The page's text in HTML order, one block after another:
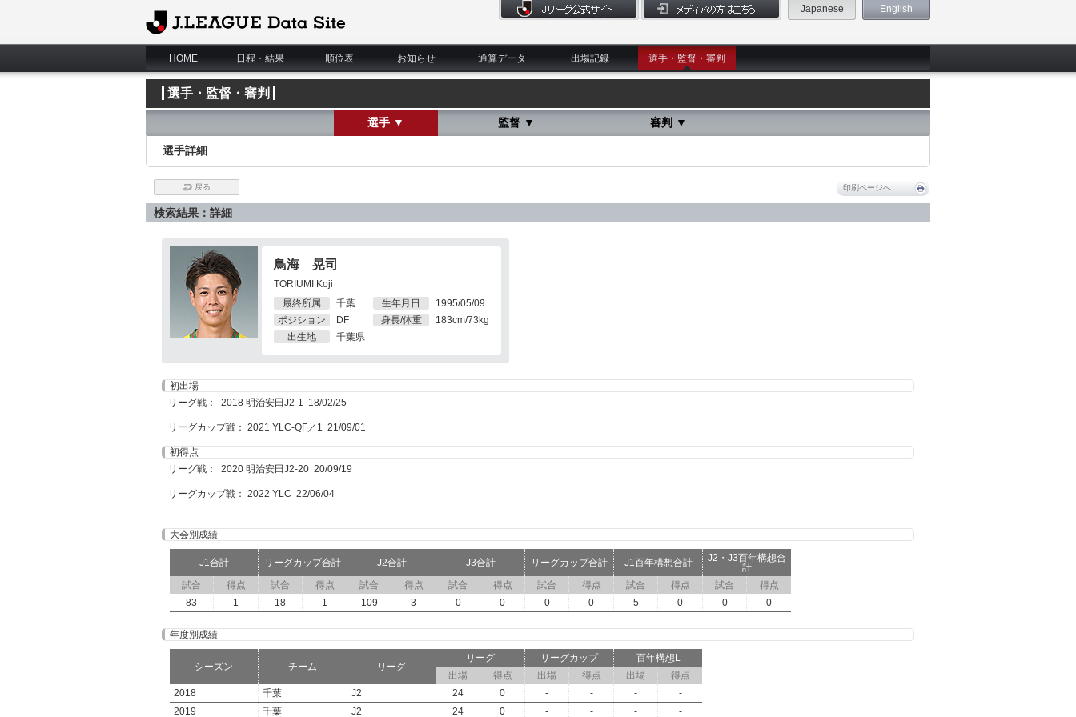
J.League Data Site
Japanese English
HOME 日程・結果 順位表 お知らせ 通算データ 出場記録 選手・監督・審判
選手・監督・審判
選手 ▼ 監督 ▼ 審判 ▼
選手詳細
戻る 印刷ページへ
検索結果：詳細
鳥海 晃司
TORIUMI Koji
最終所属
千葉
ポジション
DF
出生地
千葉県
生年月日
1995/05/09
身長/体重
183cm/73kg
初出場
リーグ戦： 2018 明治安田J2-1 18/02/25
リーグカップ戦： 2021 YLC-QF／1 21/09/01
初得点
リーグ戦： 2020 明治安田J2-20 20/09/19
リーグカップ戦： 2022 YLC 22/06/04
大会別成績
J1合計 リーグカップ合計 J2合計 J3合計 リーグカップ合計 J1百年構想合計
J2・J3百年構想合
計
試合
得点 試合 得点 試合 得点 試合 得点 試合 得点 試合 得点 試合
得点
83
1 18 1 109 3 0 0 0 0 5 0 0 0
年度別成績
シーズン チーム リーグ
リーグ リーグカップ
百年構想L
出場
得点 出場 得点 出場
得点
2018
千葉 J2 24 0 - - -
-
2019
千葉 J2 24 0 - - - -